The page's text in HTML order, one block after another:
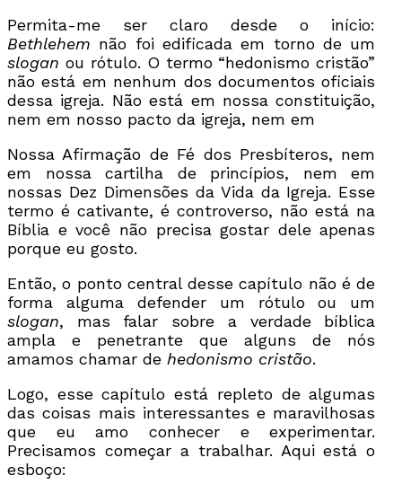
Permita-me ser claro desde o início:
Bethlehem não foi edificada em torno de um
slogan ou rótulo. O termo “hedonismo cristão”
não está em nenhum dos documentos oficiais
dessa igreja. Não está em nossa constituição,
nem em nosso pacto da igreja, nem em
Nossa Afirmação de Fé dos Presbíteros, nem
em nossa cartilha de princípios, nem em
nossas Dez Dimensões da Vida da Igreja. Esse
termo é cativante, é controverso, não está na
Bíblia e você não precisa gostar dele apenas
porque eu gosto.
Então, o ponto central desse capítulo não é de
forma alguma defender um rótulo ou um
slogan, mas falar sobre a verdade bíblica
ampla e penetrante que alguns de nós
amamos chamar de hedonismo cristão.
Logo, esse capítulo está repleto de algumas
das coisas mais interessantes e maravilhosas
que eu amo conhecer e experimentar.
Precisamos começar a trabalhar. Aqui está o
esboço: